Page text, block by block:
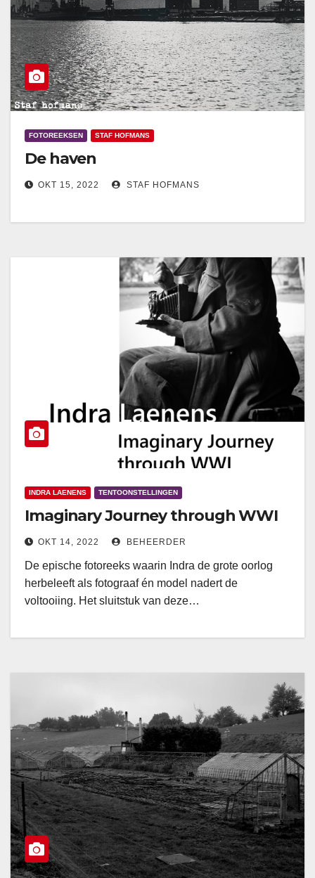
FOTOREEKSEN STAF HOFMANS
De haven
OKT 15, 2022 STAF HOFMANS
INDRA LAENENS TENTOONSTELLINGEN
Imaginary Journey through WWI
OKT 14, 2022 BEHEERDER
De epische fotoreeks waarin Indra de grote oorlog
herbeleeft als fotograaf én model nadert de
voltooiing. Het sluitstuk van deze…